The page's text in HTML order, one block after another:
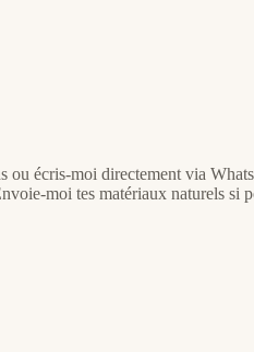
écris-moi directement via
moi tes matériaux naturels si